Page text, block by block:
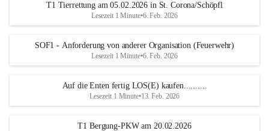
T1 Tierrettung am 05.02.2026 in St. Corona/Schöpfl
Lesezeit 1 Minute•6. Feb. 2026
SOF1 - Anforderung von anderer Organisation (Feuerwehr)
Lesezeit 1 Minute•6. Feb. 2026
Auf die Enten fertig LOS(E) kaufen..........
Lesezeit 1 Minute•13. Feb. 2026
T1 Bergung-PKW am 20.02.2026